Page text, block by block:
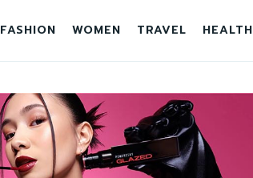
FASHION WOMEN TRAVEL HEALTH